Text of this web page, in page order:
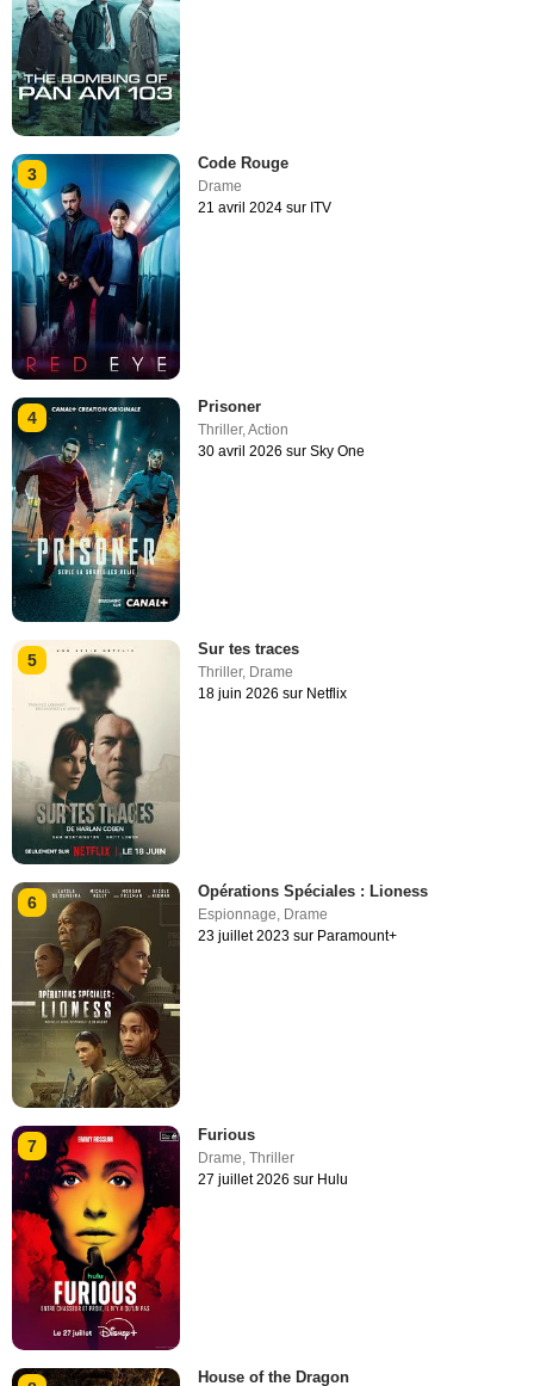
3
Code Rouge
Drame
21 avril 2024 sur ITV
4
Prisoner
Thriller,Action
30 avril 2026 sur Sky One
5
Sur tes traces
Thriller, Drame
18 juin 2026 sur Netflix
6
Opérations Spéciales : Lioness
Espionnage, Drame
23 juillet 2023 sur Paramount+
7
Furious
Drame ,Thriller
27 juillet 2026 sur Hulu
House of the Dragon